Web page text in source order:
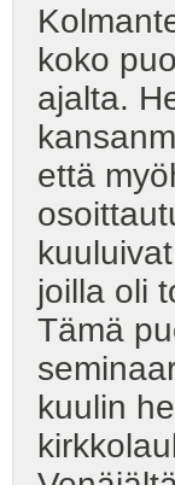
koko
ajalta.
että
joilla oli
Tämä
kuulin